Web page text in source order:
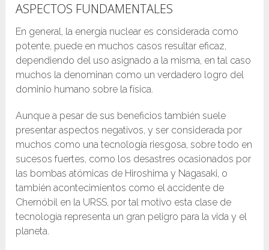
ASPECTOS FUNDAMENTALES
En general, la energía nuclear es considerada como
potente, puede en muchos casos resultar eficaz,
dependiendo del uso asignado a la misma, en tal caso
muchos la denominan como un verdadero logro del
dominio humano sobre la física.
Aunque a pesar de sus beneficios también suele
presentar aspectos negativos, y ser considerada por
muchos como una tecnología riesgosa, sobre todo en
sucesos fuertes, como los desastres ocasionados por
las bombas atómicas de Hiroshima y Nagasaki, o
también acontecimientos como el accidente de
Chernóbil en la URSS, por tal motivo esta clase de
tecnología representa un gran peligro para la vida y el
planeta.